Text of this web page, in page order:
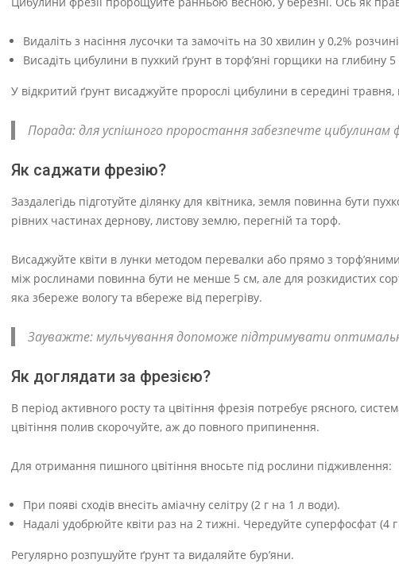
Видаліть з насіння лусочки та замочіть на 30 хвилин у 0,2%
Висадіть цибулини в пухкий ґрунт в торф’яні горщики на глибину
У відкритий ґрунт висаджуйте пророслі цибулини в середині
Порада: для успішного проростання забезпечте цибулинам
Як саджати фрезію?
Заздалегідь підготуйте ділянку для квітника, земля повинна бути
рівних частинах дернову, листову землю, перегній та торф.
Висаджуйте квіти в лунки методом перевалки або прямо з
між рослинами повинна бути не менше 5 см, але для розкидистих
яка збереже вологу та вбереже від перегріву.
Зауважте: мульчування допоможе підтримувати
Як доглядати за фрезією?
В період активного росту та цвітіння фрезія потребує рясного,
цвітіння полив скорочуйте, аж до повного припинення.
Для отримання пишного цвітіння вносьте під рослини підживлення:
При появі сходів внесіть аміачну селітру (2 г на 1 л води).
Надалі удобрюйте квіти раз на 2 тижні. Чередуйте суперфосфат (4
Регулярно розпушуйте ґрунт та видаляйте бур’яни.